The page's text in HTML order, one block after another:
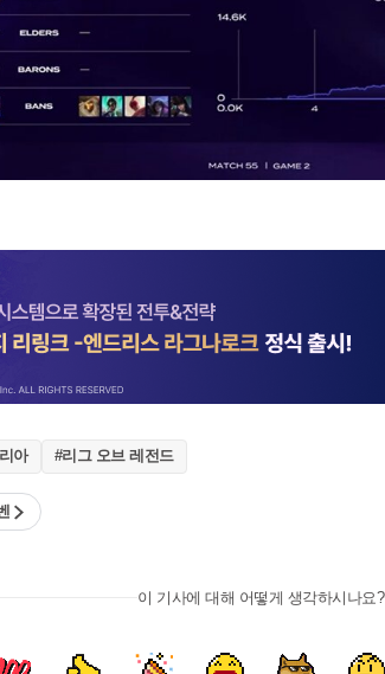
아 #리그 오브 레전드
이 기사에 대해 어떻게 생각하시나요?